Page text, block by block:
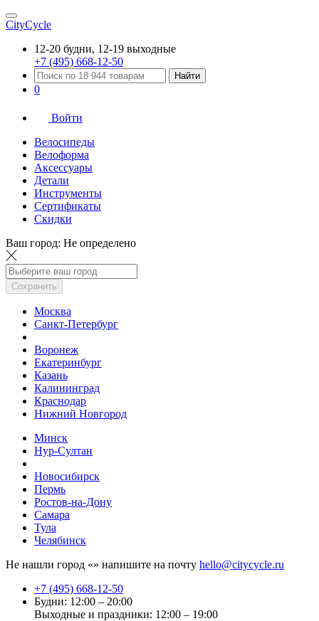
CityCycle
12-20 будни, 12-19 выходные
+7 (495) 668-12-50
Найти
0
Войти
Велосипеды
Велоформа
Аксессуары
Детали
Инструменты
Сертификаты
Скидки
Ваш город: Не определено
Сохранить
Москва
Санкт-Петербург
Воронеж
Екатеринбург
Казань
Калининград
Краснодар
Нижний Новгород
Минск
Нур-Султан
Новосибирск
Пермь
Ростов-на-Дону
Самара
Тула
Челябинск
Не нашли город «» напишите на почту hello@citycycle.ru
+7 (495) 668-12-50
Будни: 12:00 – 20:00
Выходные и праздники: 12:00 – 19:00